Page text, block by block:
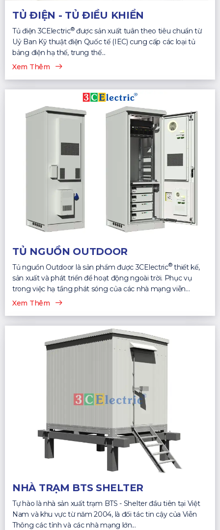
TỦ ĐIỆN - TỦ ĐIỀU KHIỂN
Tủ điện 3CElectric®được sản xuất tuân theo tiêu chuẩn từ
Uỷ Ban Kỹ thuật điện Quốc tế (IEC) cung cấp các loại tủ
bảng điện hạ thế, trung thế...
Xem Thêm
TỦ NGUỒN OUTDOOR
Tủ nguồn Outdoor là sản phẩm được 3CElectric®thiết kế,
sản xuất và phát triển để hoạt động ngoài trời. Phục vụ
trong việc hạ tầng phát sóng của các nhà mạng viễn
thông...
Xem Thêm
NHÀ TRẠM BTS SHELTER
Tự hào là nhà sản xuất trạm BTS - Shelter đầu tiên tại Việt
Nam và khu vực từ năm 2004, là đối tác tin cậy của Viễn
Thông các tỉnh và các nhà mạng lớn...